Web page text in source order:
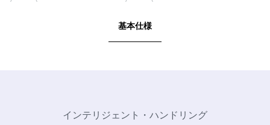
基本仕様
インテリジェント・ハンドリング